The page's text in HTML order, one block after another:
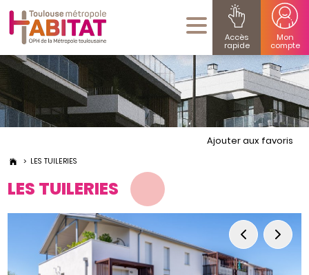
Accès
rapide
Mon
compte
LES TUILERIES
Ajouter aux favoris
LES TUILERIES